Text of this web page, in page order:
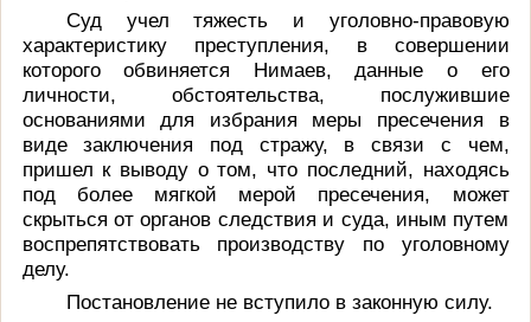
Суд учел тяжесть и уголовно-правовую
характеристику преступления, в совершении
которого обвиняется Нимаев, данные о его
личности, обстоятельства, послужившие
основаниями для избрания меры пресечения в
виде заключения под стражу, в связи с чем,
пришел к выводу о том, что последний, находясь
под более мягкой мерой пресечения, может
скрыться от органов следствия и суда, иным путем
воспрепятствовать производству по уголовному
делу.
Постановление не вступило в законную силу.